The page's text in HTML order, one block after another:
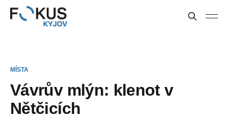
MÍSTA
Vávrův mlýn: klenot v
Nětčicích